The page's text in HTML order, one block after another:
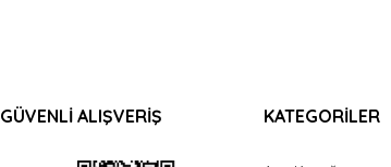
GÜVENLİ ALIŞVERİŞ KATEGORİLER